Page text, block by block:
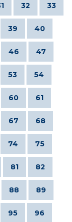
32 33
39 40
46 47
53 54
60 61
67 68
74 75
81 82
88 89
95 96